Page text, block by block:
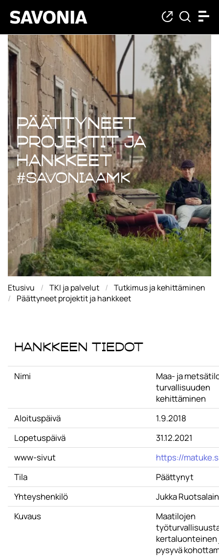
Päättyneet
Päättyneet
projektit ja
hankkeet
#savoniaAMK
Etusivu TKI ja palvelut
Tutkimus ja kehittäminen
Päättyneet projektit ja hankkeet
Hankkeen tiedot
Nimi
Maa- ja
turvallisuuden
kehittäminen
Aloituspäivä
1.9.2018
Lopetuspäivä
31.12.2021
www-sivut
https://
Tila
Päättynyt
Yhteyshenkilö
Jukka
Kuvaus
Maatilojen
kertaluonteinen
pysyvä